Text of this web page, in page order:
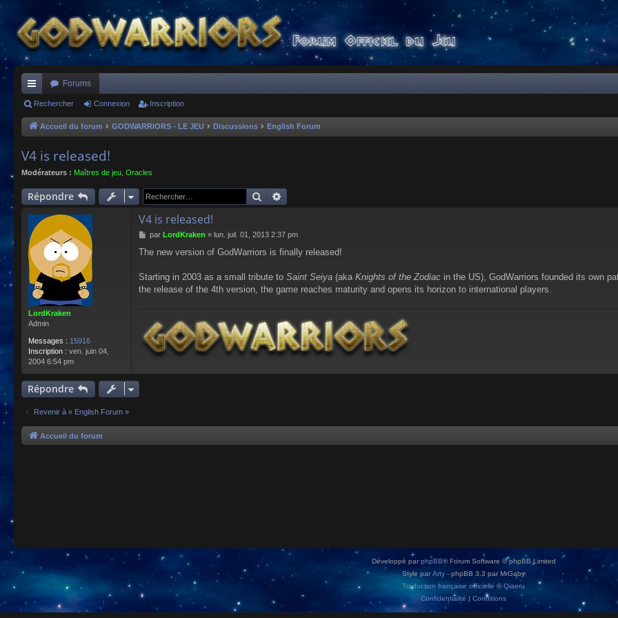
ac
co
s
Forums
Rechercher Connexion Inscription
Accueil du forum GODWARRIORS - LE JEU Discussions English Forum
V4 is released!
Modérateurs : Maîtres de jeu Oracles
Répondre Rechercher
LordKraken
Admin
Messages : 15916
Inscription : ven. juin 04,
2004 6:54 pm
V4 is released!
M
s
a
par LordKraken » lun. juil. 01, 2013 2:37 pm
The new version of GodWarriors is finally released!
Starting in 2003 as a small tribute to Saint Seiya (aka Knights of the Zodiac in the US), GodWarriors founded its own
the release of the 4th version, the game reaches maturity and opens its horizon to international players.
Répondre
Revenir à « English Forum »
Accueil du forum
Développé parphpBB® Forum Software © phpBB Limited
Style par Arty - phpBB 3.3 par MrGaby
Traduction française officielle ©Qiaeru
Confidentialité | Conditions